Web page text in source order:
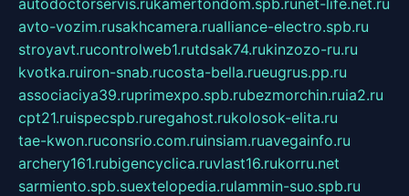
avto-vozim.rusakhcamera.rualliance-electro.spb.ru
stroyavt.rucontrolweb1.rutdsak74.rukinzozo-ru.ru
kvotka.ruiron-snab.rucosta-bella.rueugrus.pp.ru
associaciya39.ruprimexpo.spb.rubezmorchin.ruia2.ru
cpt21.ruispecspb.ruregahost.rukolosok-elita.ru
tae-kwon.ruconsrio.com.ruinsiam.ruavegainfo.ru
archery161.rubigencyclica.ruvlast16.rukorru.net
sarmiento.spb.suextelopedia.rulammin-suo.spb.ru